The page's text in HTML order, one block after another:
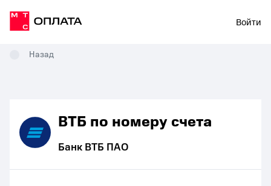
Войти
Назад
ВТБ по номеру счета
Банк ВТБ ПАО